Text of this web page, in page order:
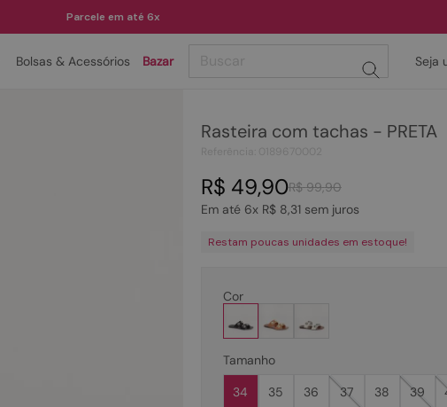
Parcele em até 6x
Bolsas & Acessórios Bazar Seja
Rasteira com tachas - PRETA
R$ 99,90
R$ 49,90
Em até 6x R$ 8,31sem juros
Restam poucas unidades em estoque!
Cor
Tamanho
34
35 36 37 38 39